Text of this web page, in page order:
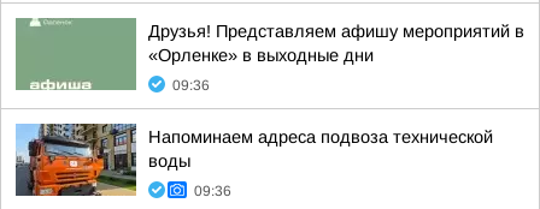
Друзья! Представляем афишу мероприятий в
«Орленке» в выходные дни
09:36
Напоминаем адреса подвоза технической
воды
09:36